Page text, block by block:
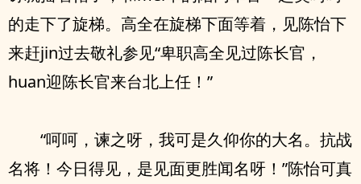
的走下了旋梯。高全在旋梯下面等着，见陈怡下
来赶jin过去敬礼参见“卑职高全见过陈长官，
huan迎陈长官来台北上任！”
“呵呵，谏之呀，我可是久仰你的大名。抗战
名将！今日得见，是见面更胜闻名呀！”陈怡可真